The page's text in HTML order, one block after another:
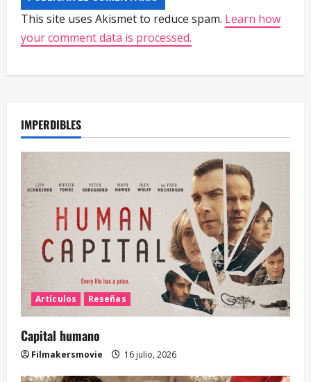
This site uses Akismet to reduce spam. Learn how
your comment data is processed.
IMPERDIBLES
Artículos Reseñas
Capital humano
Filmakersmovie 16 julio, 2026